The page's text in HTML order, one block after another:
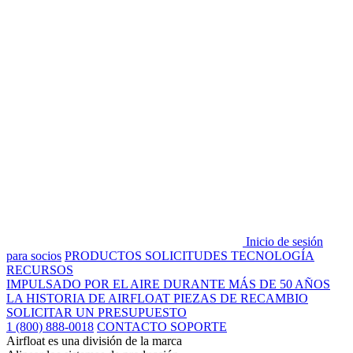
Inicio de sesión
para socios PRODUCTOS SOLICITUDES TECNOLOGÍA
RECURSOS
IMPULSADO POR EL AIRE DURANTE MÁS DE 50 AÑOS
LA HISTORIA DE AIRFLOAT PIEZAS DE RECAMBIO
SOLICITAR UN PRESUPUESTO
1 (800) 888-0018 CONTACTO SOPORTE
Airfloat es una división de la marca